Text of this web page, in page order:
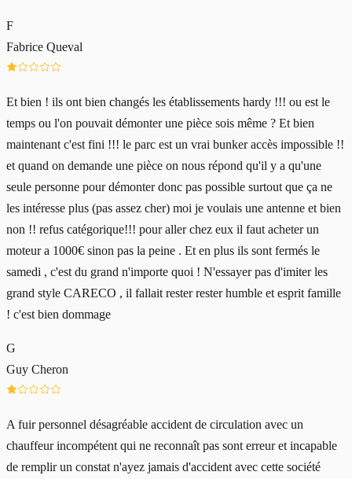
F
Fabrice Queval
Et bien ! ils ont bien changés les établissements hardy !!! ou est le
temps ou l'on pouvait démonter une pièce sois même ? Et bien
maintenant c'est fini !!! le parc est un vrai bunker accès impossible !!
et quand on demande une pièce on nous répond qu'il y a qu'une
seule personne pour démonter donc pas possible surtout que ça ne
les intéresse plus (pas assez cher) moi je voulais une antenne et bien
non !! refus catégorique!!! pour aller chez eux il faut acheter un
moteur a 1000€ sinon pas la peine . Et en plus ils sont fermés le
samedi , c'est du grand n'importe quoi ! N'essayer pas d'imiter les
grand style CARECO , il fallait rester rester humble et esprit famille
! c'est bien dommage
G
Guy Cheron
A fuir personnel désagréable accident de circulation avec un
chauffeur incompétent qui ne reconnaît pas sont erreur et incapable
de remplir un constat n'ayez jamais d'accident avec cette société